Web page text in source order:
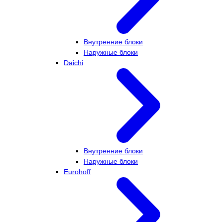
Внутренние блоки
Наружные блоки
Daichi
Внутренние блоки
Наружные блоки
Eurohoff